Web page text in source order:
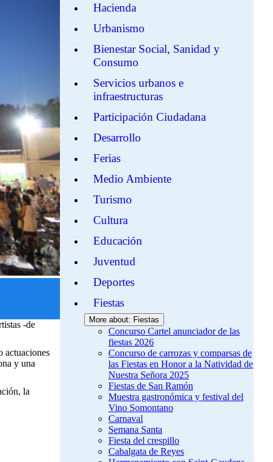
-de
actuaciones
y una
la
Hacienda
Urbanismo
Bienestar Social, Sanidad y
Consumo
Servicios urbanos e
infraestructuras
Participación Ciudadana
Desarrollo
Ferias
Medio Ambiente
Turismo
Cultura
Educación
Juventud
Deportes
Fiestas
More about: Fiestas
Concurso Cartel anunciador de las
fiestas 2026
Concurso de carrozas y comparsas de
las Fiestas en Honor a la Natividad de
Nuestra Señora 2025
Fiestas de San Ramón
Muestra gastronómica y festival del
Vino Somontano
Carnaval
Semana Santa
Fiesta del crespillo
Cabalgata de Reyes